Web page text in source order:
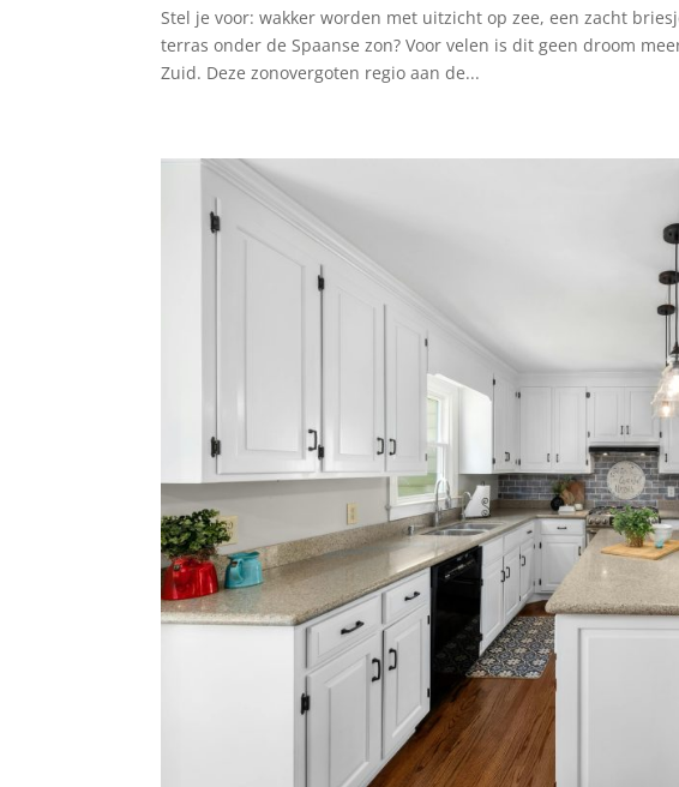
Stel je voor: wakker worden met uitzicht op zee, een zacht
terras onder de Spaanse zon? Voor velen is dit geen droom
Zuid. Deze zonovergoten regio aan de...